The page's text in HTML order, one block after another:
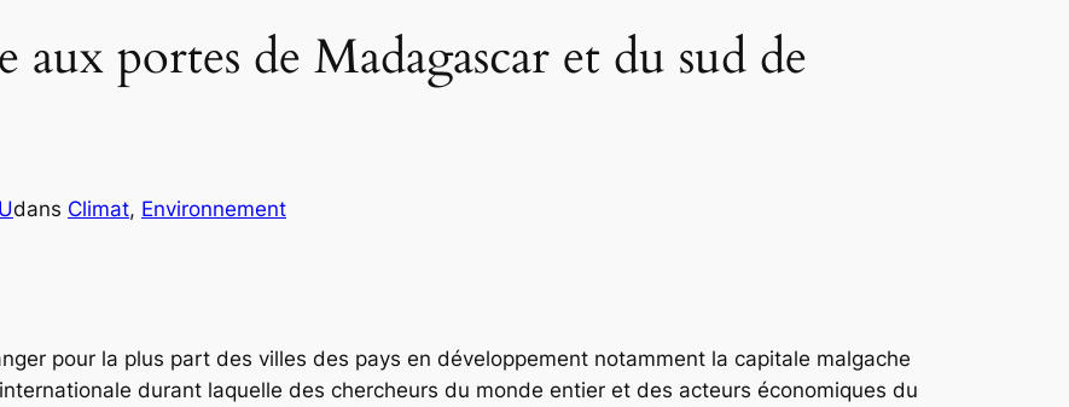
portes de Madagascar et du sud de
dans Climat, Environnement
pour la plus part des villes des pays en développement notamment la capitale malgache
durant laquelle des chercheurs du monde entier et des acteurs économiques du